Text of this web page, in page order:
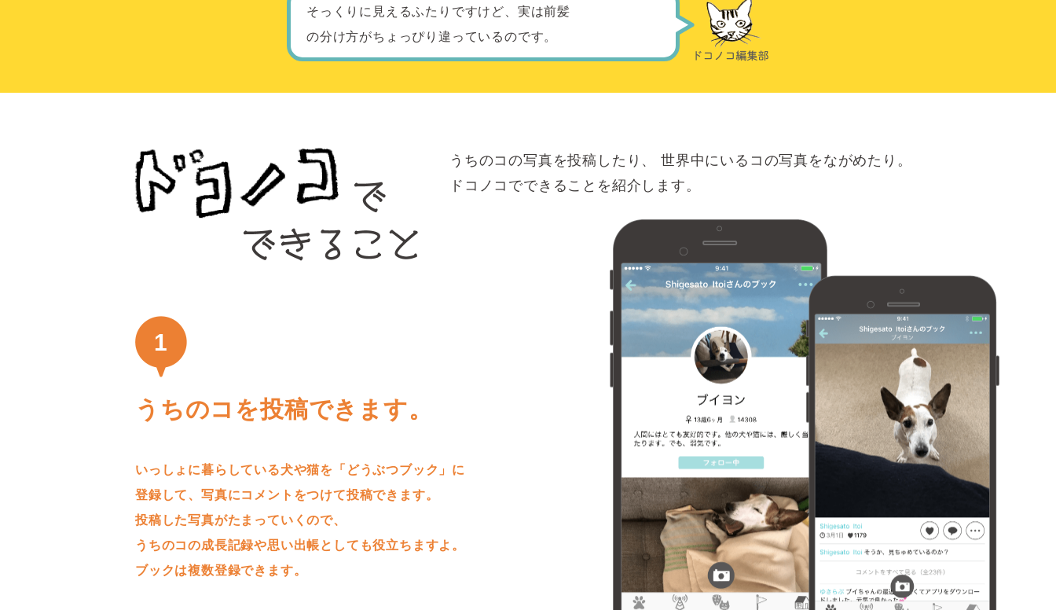
そっくりに見えるふたりですけど、実は前髪
の分け方がちょっぴり違っているのです。
うちのコの写真を投稿したり、
世界中にいるコの写真をながめたり。
ドコノコでできることを紹介します。
1
うちのコを投稿できます。
いっしょに暮らしている犬や猫を「どうぶつブック」に
登録して、写真にコメントをつけて投稿できます。
投稿した写真がたまっていくので、
うちのコの成長記録や思い出帳としても役立ちますよ。
ブックは複数登録できます。